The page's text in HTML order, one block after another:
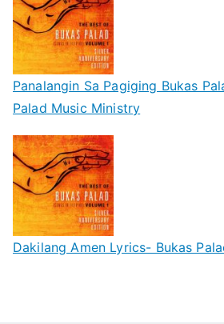
Panalangin Sa Pagiging Bukas
Palad Music Ministry
Dakilang Amen Lyrics- Bukas